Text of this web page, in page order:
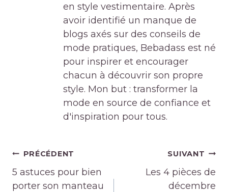
en style vestimentaire. Après
avoir identifié un manque de
blogs axés sur des conseils de
mode pratiques, Bebadass est né
pour inspirer et encourager
chacun à découvrir son propre
style. Mon but : transformer la
mode en source de confiance et
d'inspiration pour tous.
Navigation
de
l’article
PRÉCÉDENT
5 astuces pour bien
porter son manteau
SUIVANT
Les 4 pièces de
décembre